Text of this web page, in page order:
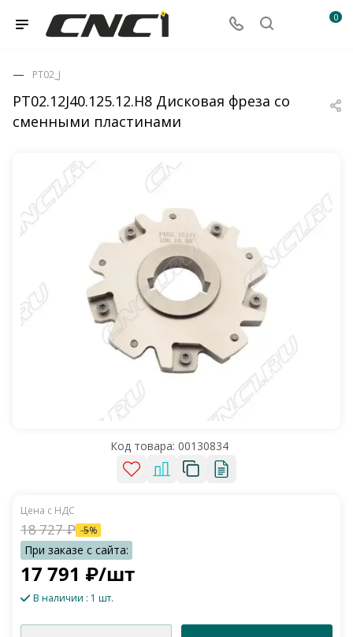
0
PT02.12J40.125.12.H8 Дисковая фреза со
сменными пластинами
PT02_J
Код товара: 00130834
17 791 ₽/шт
18 727₽ -5%
В наличии : 1 шт.